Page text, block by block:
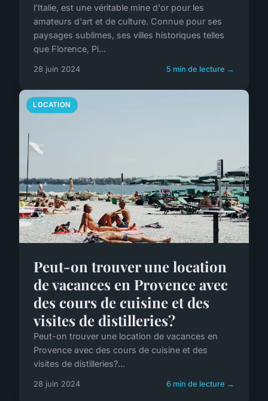
l'Italie, est une véritable mine d'or pour les
amateurs d'art et de culture. Connue pour ses
paysages sublimes, ses villes historiques telles
que Florence, Pi...
28 juin 2024 5 min de lecture →
LOCATION
Peut-on trouver une location
de vacances en Provence avec
des cours de cuisine et des
visites de distilleries?
Peut-on trouver une location de vacances en
Provence avec des cours de cuisine et des
visites de distilleries?...
28 juin 2024 6 min de lecture →